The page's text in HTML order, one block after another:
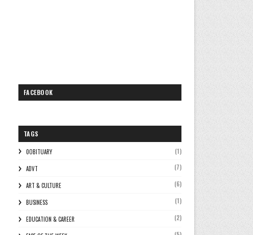
FACEBOOK
TAGS
0OBITUARY (1)
ADVT (7)
ART & CULTURE (6)
BUSINESS (1)
EDUCATION & CAREER (2)